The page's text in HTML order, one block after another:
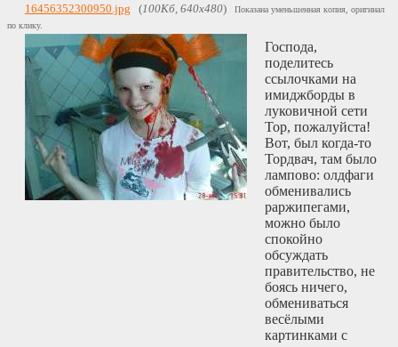
16456352300950.jpg (100Кб, 640x480)
Показана уменьшенная копия, оригинал
по клику.
Господа,
поделитесь
ссылочками на
имиджборды в
луковичной сети
Тор, пожалуйста!
Вот, был когда-то
Тордвач, там было
лампово: олдфаги
обменивались
раржипегами,
можно было
спокойно
обсуждать
правительство, не
боясь ничего,
обмениваться
весёлыми
картинками с